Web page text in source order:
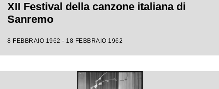
XII Festival della canzone italiana di
Sanremo
8 FEBBRAIO 1962 - 18 FEBBRAIO 1962